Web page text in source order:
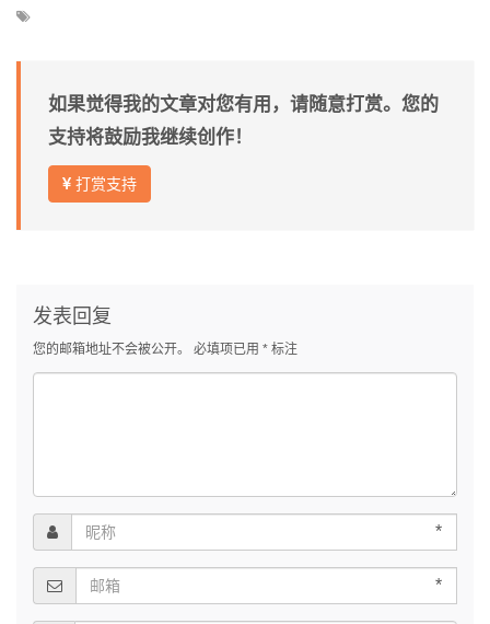
如果觉得我的文章对您有用，请随意打赏。您的
支持将鼓励我继续创作！
打赏支持
发表回复
您的邮箱地址不会被公开。 必填项已用 * 标注
*
*